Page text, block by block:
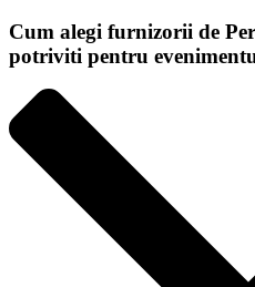
Cum alegi furnizorii de
potriviti pentru